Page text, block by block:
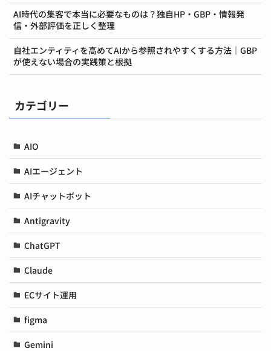
AI時代の集客で本当に必要なものは？独自HP・GBP・情報発
信・外部評価を正しく整理
自社エンティティを高めてAIから参照されやすくする方法｜GBP
が使えない場合の実践策と根拠
カテゴリー
AIO
AIエージェント
AIチャットボット
Antigravity
ChatGPT
Claude
ECサイト運用
figma
Gemini